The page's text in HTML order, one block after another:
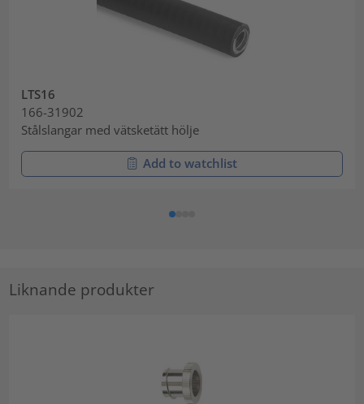
LTS16
166-31902
Stålslangar med vätsketätt hölje
Add to watchlist
Liknande produkter